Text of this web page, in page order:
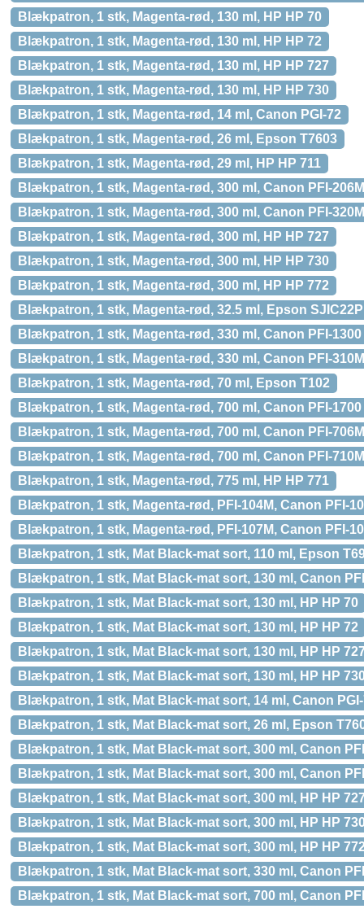
Blækpatron, 1 stk, Magenta-rød, 130 ml, HP HP 70
Blækpatron, 1 stk, Magenta-rød, 130 ml, HP HP 72
Blækpatron, 1 stk, Magenta-rød, 130 ml, HP HP 727
Blækpatron, 1 stk, Magenta-rød, 130 ml, HP HP 730
Blækpatron, 1 stk, Magenta-rød, 14 ml, Canon PGI-72
Blækpatron, 1 stk, Magenta-rød, 26 ml, Epson T7603
Blækpatron, 1 stk, Magenta-rød, 29 ml, HP HP 711
Blækpatron, 1 stk, Magenta-rød, 300 ml, Canon PFI-206M
Blækpatron, 1 stk, Magenta-rød, 300 ml, Canon PFI-320M
Blækpatron, 1 stk, Magenta-rød, 300 ml, HP HP 727
Blækpatron, 1 stk, Magenta-rød, 300 ml, HP HP 730
Blækpatron, 1 stk, Magenta-rød, 300 ml, HP HP 772
Blækpatron, 1 stk, Magenta-rød, 32.5 ml, Epson
Blækpatron, 1 stk, Magenta-rød, 330 ml, Canon PFI-1300
Blækpatron, 1 stk, Magenta-rød, 330 ml, Canon PFI-310M
Blækpatron, 1 stk, Magenta-rød, 70 ml, Epson T102
Blækpatron, 1 stk, Magenta-rød, 700 ml, Canon PFI-1700
Blækpatron, 1 stk, Magenta-rød, 700 ml, Canon PFI-706M
Blækpatron, 1 stk, Magenta-rød, 700 ml, Canon PFI-710M
Blækpatron, 1 stk, Magenta-rød, 775 ml, HP HP 771
Blækpatron, 1 stk, Magenta-rød, PFI-104M, Canon PFI-
Blækpatron, 1 stk, Magenta-rød, PFI-107M, Canon PFI-
Blækpatron, 1 stk, Mat Black-mat sort, 110 ml, Epson
Blækpatron, 1 stk, Mat Black-mat sort, 130 ml, Canon
Blækpatron, 1 stk, Mat Black-mat sort, 130 ml, HP HP 70
Blækpatron, 1 stk, Mat Black-mat sort, 130 ml, HP HP 72
Blækpatron, 1 stk, Mat Black-mat sort, 130 ml, HP HP
Blækpatron, 1 stk, Mat Black-mat sort, 130 ml, HP HP
Blækpatron, 1 stk, Mat Black-mat sort, 14 ml, Canon
Blækpatron, 1 stk, Mat Black-mat sort, 26 ml, Epson
Blækpatron, 1 stk, Mat Black-mat sort, 300 ml, Canon
Blækpatron, 1 stk, Mat Black-mat sort, 300 ml, Canon
Blækpatron, 1 stk, Mat Black-mat sort, 300 ml, HP HP
Blækpatron, 1 stk, Mat Black-mat sort, 300 ml, HP HP
Blækpatron, 1 stk, Mat Black-mat sort, 300 ml, HP HP
Blækpatron, 1 stk, Mat Black-mat sort, 330 ml, Canon
Blækpatron, 1 stk, Mat Black-mat sort, 700 ml, Canon